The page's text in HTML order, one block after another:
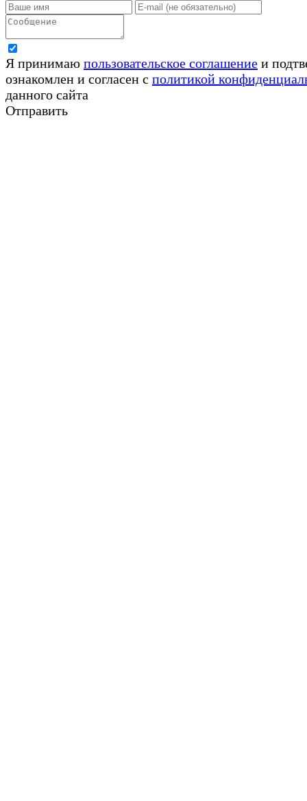
Я принимаю пользовательское соглашение и
ознакомлен и согласен с политикой
данного сайта
Отправить